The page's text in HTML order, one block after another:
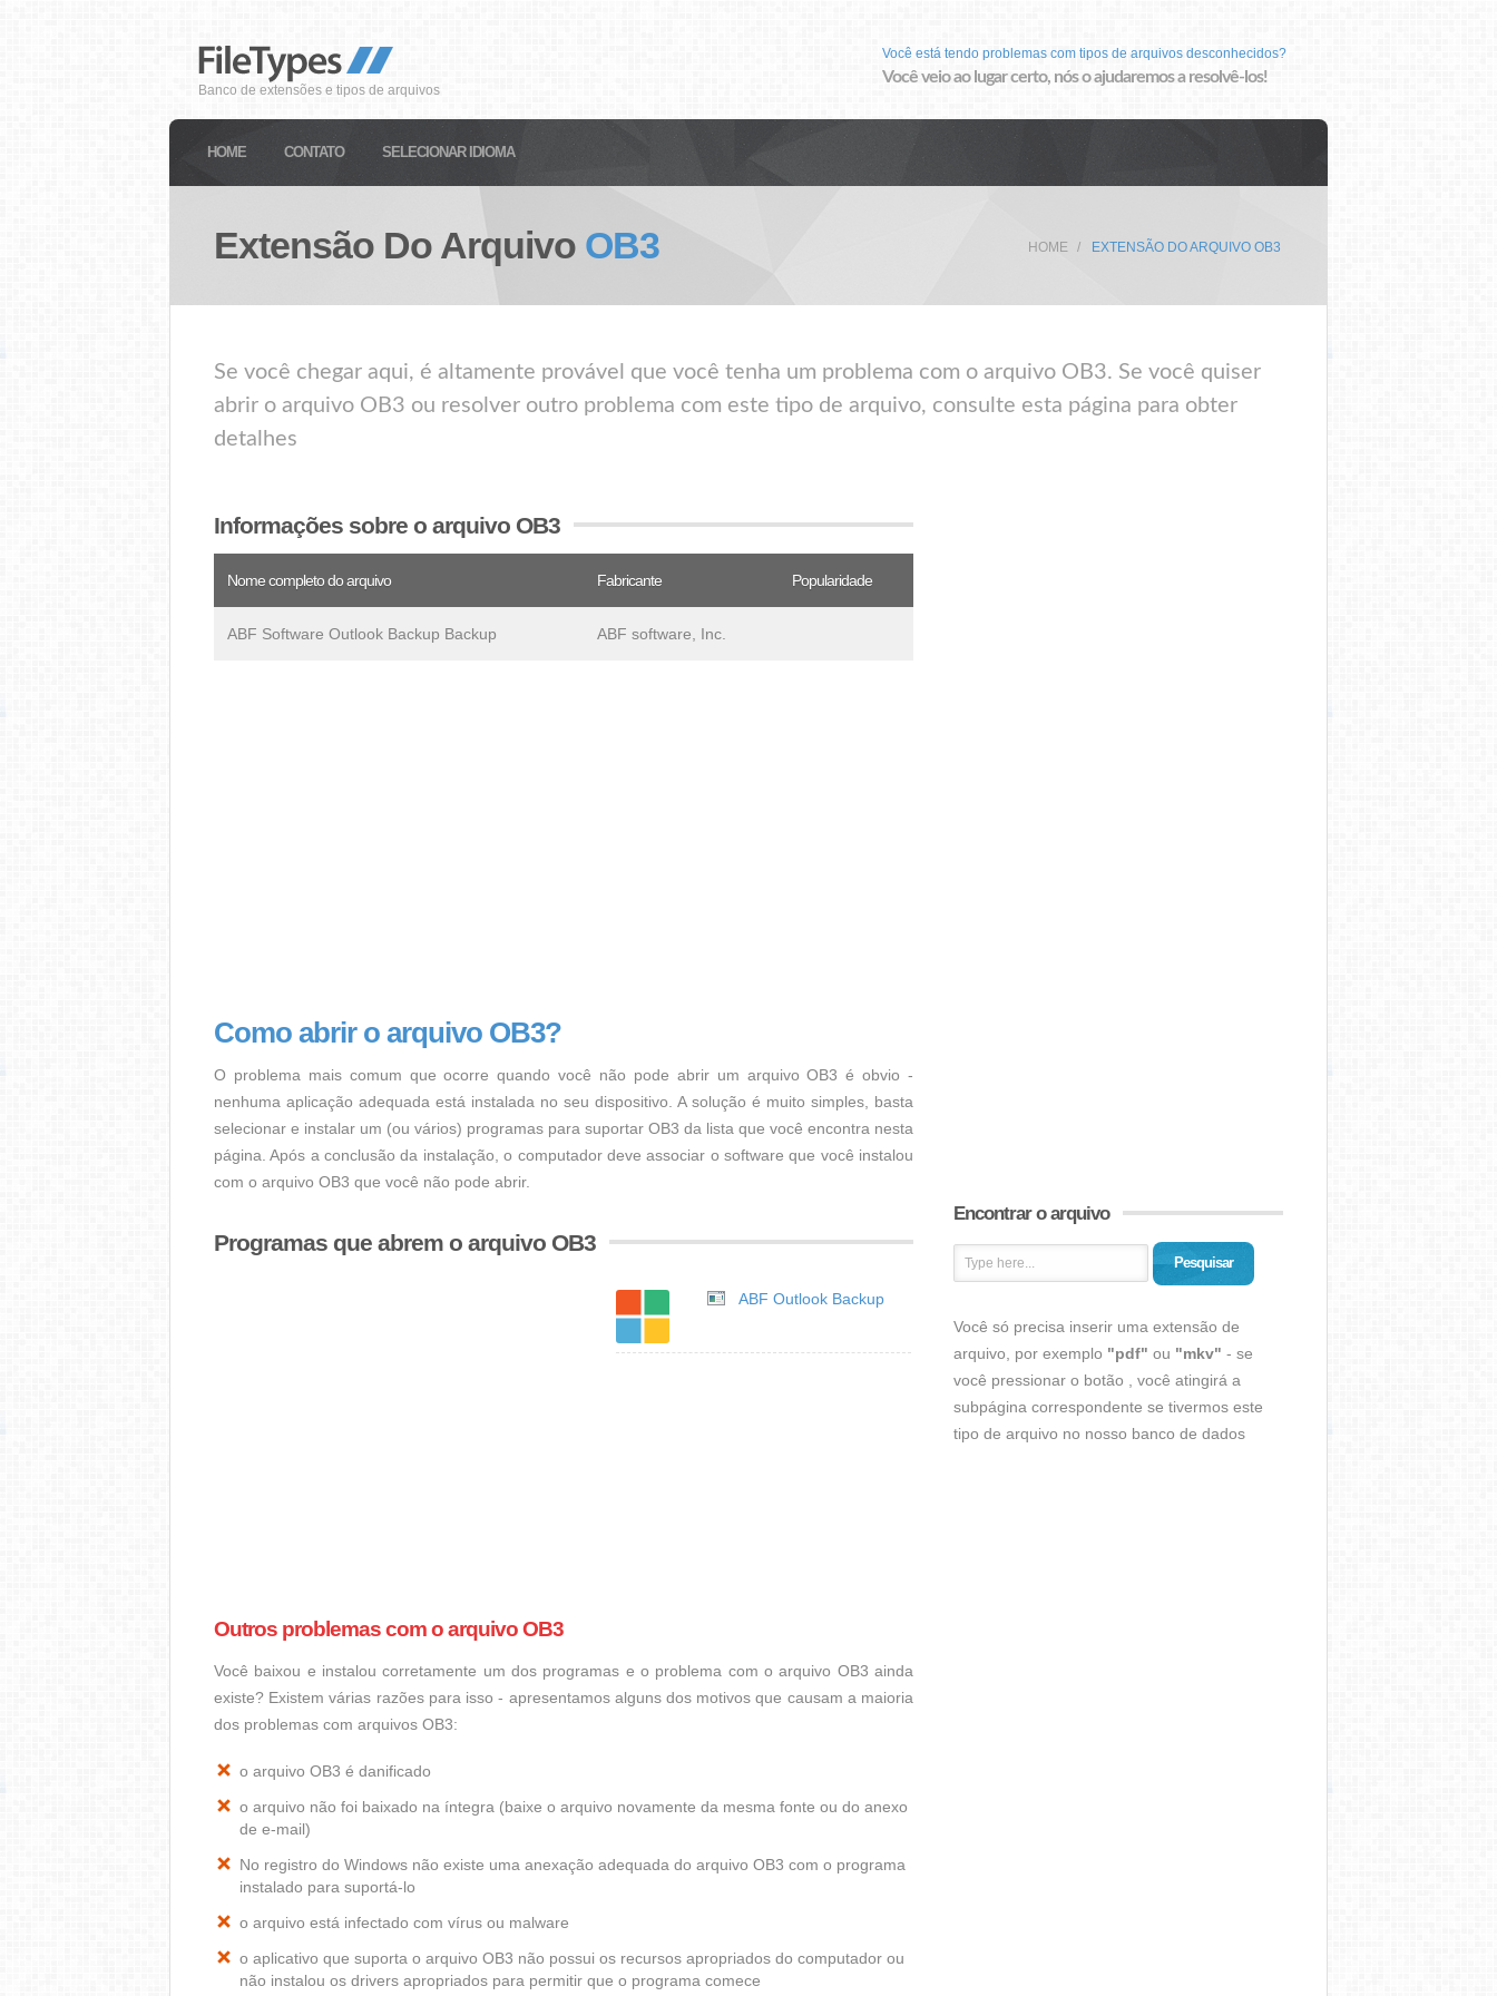
Banco de extensões e tipos de arquivos
Você está tendo problemas com tipos de arquivos desconhecidos?
Você veio ao lugar certo, nós o ajudaremos a resolvê-los!
HOME CONTATO SELECIONAR IDIOMA
Extensão Do Arquivo OB3 HOME EXTENSÃO DO ARQUIVO OB3
Se você chegar aqui, é altamente provável que você tenha um problema com o arquivo OB3. Se você quiser
abrir o arquivo OB3 ou resolver outro problema com este tipo de arquivo, consulte esta página para obter
detalhes
Informações sobre o arquivo OB3
Nome completo do arquivo Fabricante Popularidade
ABF Software Outlook Backup Backup ABF software, Inc.
Como abrir o arquivo OB3?
O problema mais comum que ocorre quando você não pode abrir um arquivo OB3 é obvio -
nenhuma aplicação adequada está instalada no seu dispositivo. A solução é muito simples, basta
selecionar e instalar um (ou vários) programas para suportar OB3 da lista que você encontra nesta
página. Após a conclusão da instalação, o computador deve associar o software que você instalou
com o arquivo OB3 que você não pode abrir.
Programas que abrem o arquivo OB3
ABF Outlook Backup
Outros problemas com o arquivo OB3
Você baixou e instalou corretamente um dos programas e o problema com o arquivo OB3 ainda
existe? Existem várias razões para isso - apresentamos alguns dos motivos que causam a maioria
dos problemas com arquivos OB3:
o arquivo OB3 é danificado
o arquivo não foi baixado na íntegra (baixe o arquivo novamente da mesma fonte ou do anexo
de e-mail)
No registro do Windows não existe uma anexação adequada do arquivo OB3 com o programa
instalado para suportá-lo
o arquivo está infectado com vírus ou malware
o aplicativo que suporta o arquivo OB3 não possui os recursos apropriados do computador ou
não instalou os drivers apropriados para permitir que o programa comece
Encontrar o arquivo
Pesquisar
Você só precisa inserir uma extensão de
arquivo, por exemplo "pdf" ou "mkv" - se
você pressionar o botão , você atingirá a
subpágina correspondente se tivermos este
tipo de arquivo no nosso banco de dados